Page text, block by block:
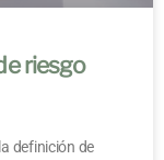
riesgo
definición de